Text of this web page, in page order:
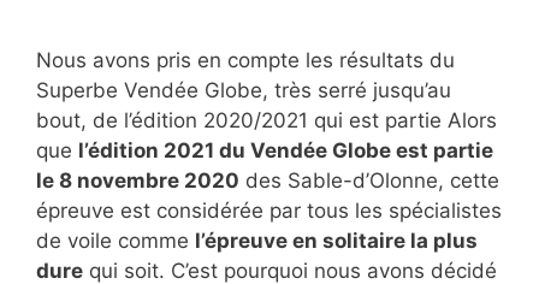
Nous avons pris en compte les résultats du
Superbe Vendée Globe, très serré jusqu’au
bout, de l’édition 2020/2021 qui est partie Alors
que l’édition 2021 du Vendée Globe est partie
le 8 novembre 2020 des Sable-d’Olonne, cette
épreuve est considérée par tous les spécialistes
de voile comme l’épreuve en solitaire la plus
dure qui soit. C’est pourquoi nous avons décidé